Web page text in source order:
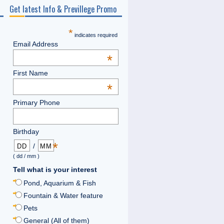
Get latest Info & Previllege Promo
* indicates required
Email Address
*
First Name
*
Primary Phone
Birthday
*
/
( dd / mm )
Tell what is your interest
Pond, Aquarium & Fish
Fountain & Water feature
Pets
General (All of them)